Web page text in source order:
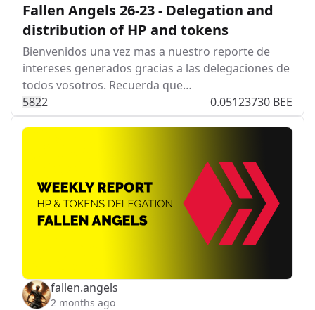
Fallen Angels 26-23 - Delegation and
distribution of HP and tokens
Bienvenidos una vez mas a nuestro reporte de
intereses generados gracias a las delegaciones de
todos vosotros. Recuerda que…
5822 0.05123730 BEE
fallen.angels
2 months ago